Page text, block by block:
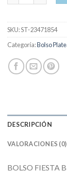
SKU:ST-23471854
Categoría:Bolso
DESCRIPCIÓN
VALORACIONES (0)
BOLSO FIESTA